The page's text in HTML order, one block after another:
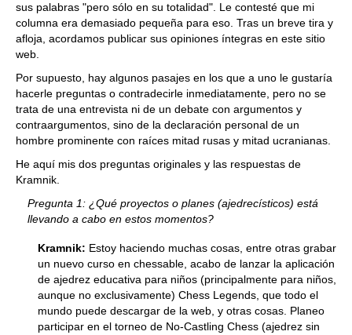
sus palabras "pero sólo en su totalidad". Le contesté que mi
columna era demasiado pequeña para eso. Tras un breve tira y
afloja, acordamos publicar sus opiniones íntegras en este sitio
web.
Por supuesto, hay algunos pasajes en los que a uno le gustaría
hacerle preguntas o contradecirle inmediatamente, pero no se
trata de una entrevista ni de un debate con argumentos y
contraargumentos, sino de la declaración personal de un
hombre prominente con raíces mitad rusas y mitad ucranianas.
He aquí mis dos preguntas originales y las respuestas de
Kramnik.
Pregunta 1: ¿Qué proyectos o planes (ajedrecísticos) está
llevando a cabo en estos momentos?
Kramnik: Estoy haciendo muchas cosas, entre otras grabar
un nuevo curso en chessable, acabo de lanzar la aplicación
de ajedrez educativa para niños (principalmente para niños,
aunque no exclusivamente) Chess Legends, que todo el
mundo puede descargar de la web, y otras cosas. Planeo
participar en el torneo de No-Castling Chess (ajedrez sin